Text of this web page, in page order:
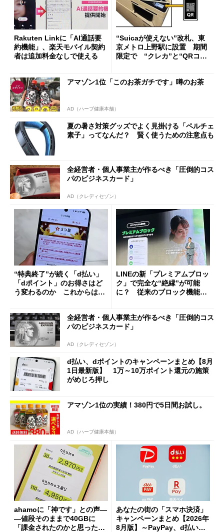
Rakuten Linkに「AI通話要
約機能」、楽天モバイル契約
者は追加料金なしで使える
“Suicaが使えない”改札、東
京メトロ上野駅に設置 期間
限定で “クレカ”と“QRコー
アマゾン1位「このお茶ガチです」噂のお茶
AD（ハーブ健康本舗）
夏の暑さ対策グッズでよく見掛ける「ペルチェ
素子」ってなんだ？ 賢く使うための注意点も
全経営者・個人事業主が作るべき「圧倒的コス
パのビジネスカード」
AD（クレディセゾン）
“特典終了”が続く「d払い」
「dポイント」のお得さはど
う変わるのか これからは
LINEの新「プレミアムブロッ
ク」で完全な“絶縁”が可能
に？ 従来のブロック機能と
全経営者・個人事業主が作るべき「圧倒的コス
パのビジネスカード」
AD（クレディセゾン）
d払い、dポイントのキャンペーンまとめ【8月
1日最新版】 1万～10万ポイント還元の施策
がめじろ押し
アマゾン1位の実績！380円で5日間お試し。
AD（ハーブ健康本舗）
ahamoに「神です」との声―
―値段そのままで40GBに
「課金されたのかと思った」
あなたの街の「スマホ決済」
キャンペーンまとめ【2026年
8月版】～PayPay、d払い、a